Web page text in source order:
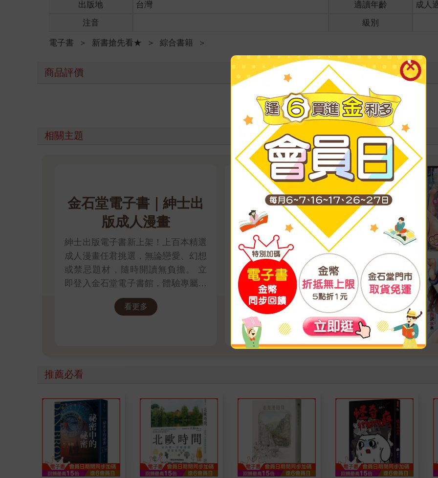
出版地
台灣 適讀年齡
成人
注音
級別
電子書 ＞ 新書搶先看★ ＞ 綜合書籍 ＞
商品評價
寫評價
相關主題
金石堂電子書｜紳士出
版成人漫畫
紳士出版電子書新上架！上百本精選
成人漫畫任君挑選，無論戀愛、幻想
或禁忌題材，隨時開讀無負擔。 立
即登入金石堂電子書館，體驗專屬你
的紳士閱讀時光。
看更多
推薦必看